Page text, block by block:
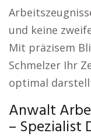
und keine
Mit präzisem
Schmelzer Ihr
optimal
Anwalt
– Spezialist